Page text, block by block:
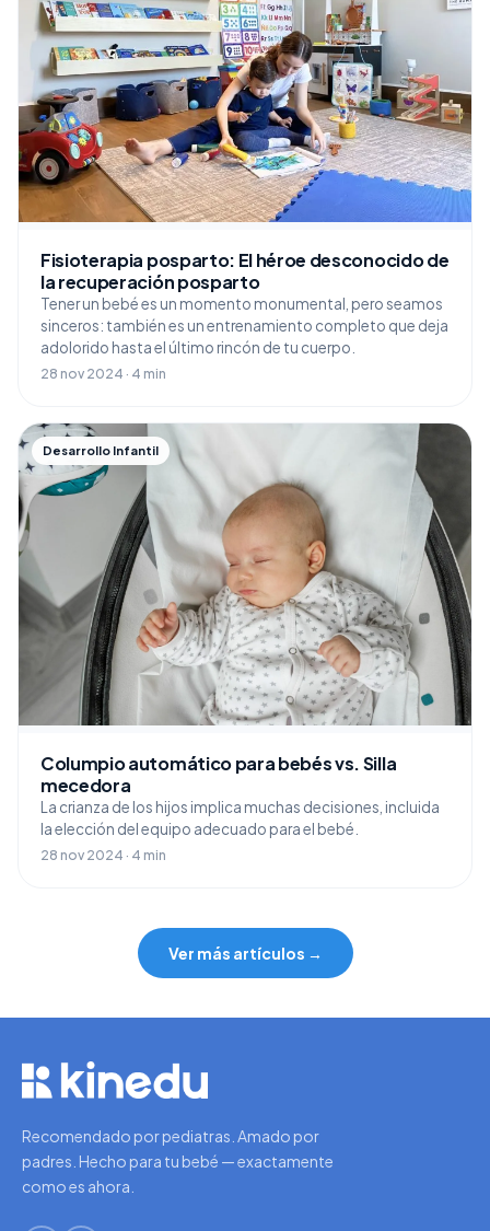
Fisioterapia posparto: El héroe desconocido de
la recuperación posparto
Tener un bebé es un momento monumental, pero seamos
sinceros: también es un entrenamiento completo que deja
adolorido hasta el último rincón de tu cuerpo.
28 nov 2024 · 4 min
Desarrollo Infantil
Columpio automático para bebés vs. Silla
mecedora
La crianza de los hijos implica muchas decisiones, incluida
la elección del equipo adecuado para el bebé.
28 nov 2024 · 4 min
Ver más artículos →
Recomendado por pediatras. Amado por
padres. Hecho para tu bebé — exactamente
como es ahora.